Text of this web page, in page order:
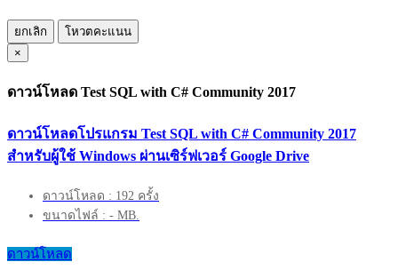
ยกเลิก
โหวตคะแนน
×
ดาวน์โหลด Test SQL with C# Community 2017
ดาวน์โหลดโปรแกรม Test SQL with C# Community 2017
สำหรับผู้ใช้ Windows ผ่านเซิร์ฟเวอร์ Google Drive
ดาวน์โหลด : 192 ครั้ง
ขนาดไฟล์ : - MB.
ดาวน์โหลด